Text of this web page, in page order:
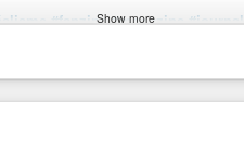
#fanzine #magazine #journal
Show more